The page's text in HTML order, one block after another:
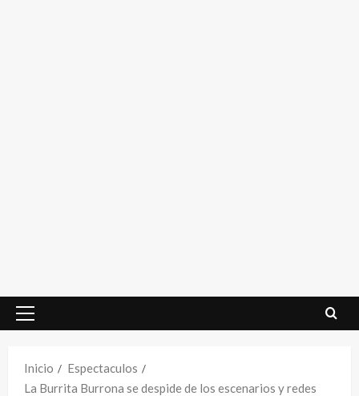
Menú
Inicio
Espectaculos
La Burrita Burrona se despide de los escenarios y redes